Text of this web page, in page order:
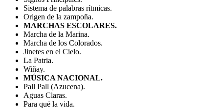
Sistema de palabras rítmicas.
Origen de la zampoña.
MARCHAS ESCOLARES.
Marcha de la Marina.
Marcha de los Colorados.
Jinetes en el Cielo.
La Patria.
Wiñay.
MÚSICA NACIONAL.
Pall Pall (Azucena).
Aguas Claras.
Para qué la vida.